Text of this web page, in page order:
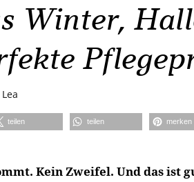
Winter,
Lea
teilen teilen merken
Kein Zweifel. Und das ist